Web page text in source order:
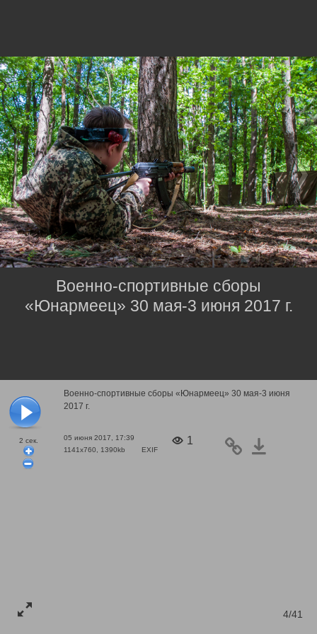
2 сек.
Военно-спортивные сборы «Юнармеец» 30 мая-3 июня
2017 г.
05 июня 2017, 17:39
1141x760, 1390kb
EXIF
1
4/41
Военно-спортивные сборы
«Юнармеец» 30 мая-3 июня 2017 г.